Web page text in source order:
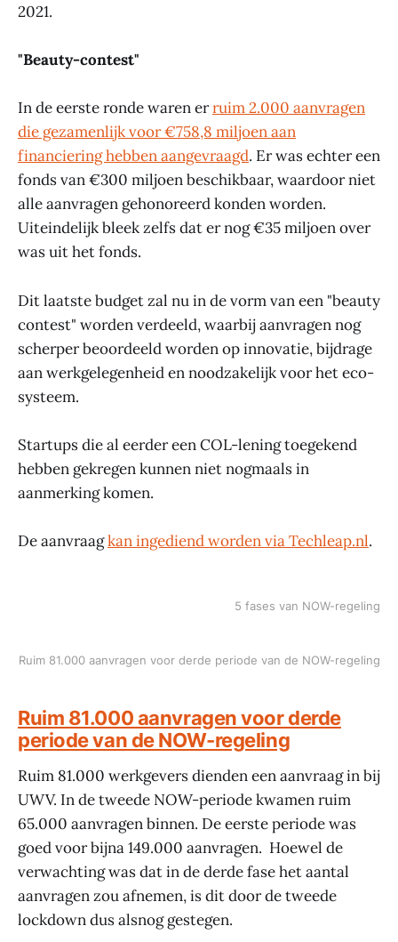
2021.
"Beauty-contest"
In de eerste ronde waren erruim 2.000 aanvragen
die gezamenlijk voor €758,8 miljoen aan
financiering hebben aangevraagd. Er was echter een
fonds van €300 miljoen beschikbaar, waardoor niet
alle aanvragen gehonoreerd konden worden.
Uiteindelijk bleek zelfs dat er nog €35 miljoen over
was uit het fonds.
Dit laatste budget zal nu in de vorm van een "beauty
contest" worden verdeeld, waarbij aanvragen nog
scherper beoordeeld worden op innovatie, bijdrage
aan werkgelegenheid en noodzakelijk voor het eco-
systeem.
Startups die al eerder een COL-lening toegekend
hebben gekregen kunnen niet nogmaals in
aanmerking komen.
De aanvraagkan ingediend worden via Techleap.nl.
5 fases van NOW-regeling
Ruim 81.000 aanvragen voor derde periode van de NOW-regeling
Ruim 81.000 aanvragen voor derde
periode van de NOW-regeling
Ruim 81.000 werkgevers dienden een aanvraag in bij
UWV. In de tweede NOW-periode kwamen ruim
65.000 aanvragen binnen. De eerste periode was
goed voor bijna 149.000 aanvragen. Hoewel de
verwachting was dat in de derde fase het aantal
aanvragen zou afnemen, is dit door de tweede
lockdown dus alsnog gestegen.